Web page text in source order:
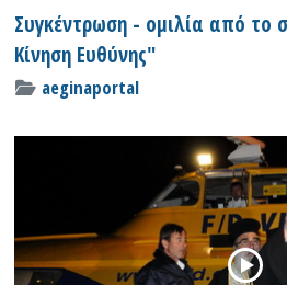
Συγκέντρωση - ομιλία από το
Κίνηση Ευθύνης"
aeginaportal